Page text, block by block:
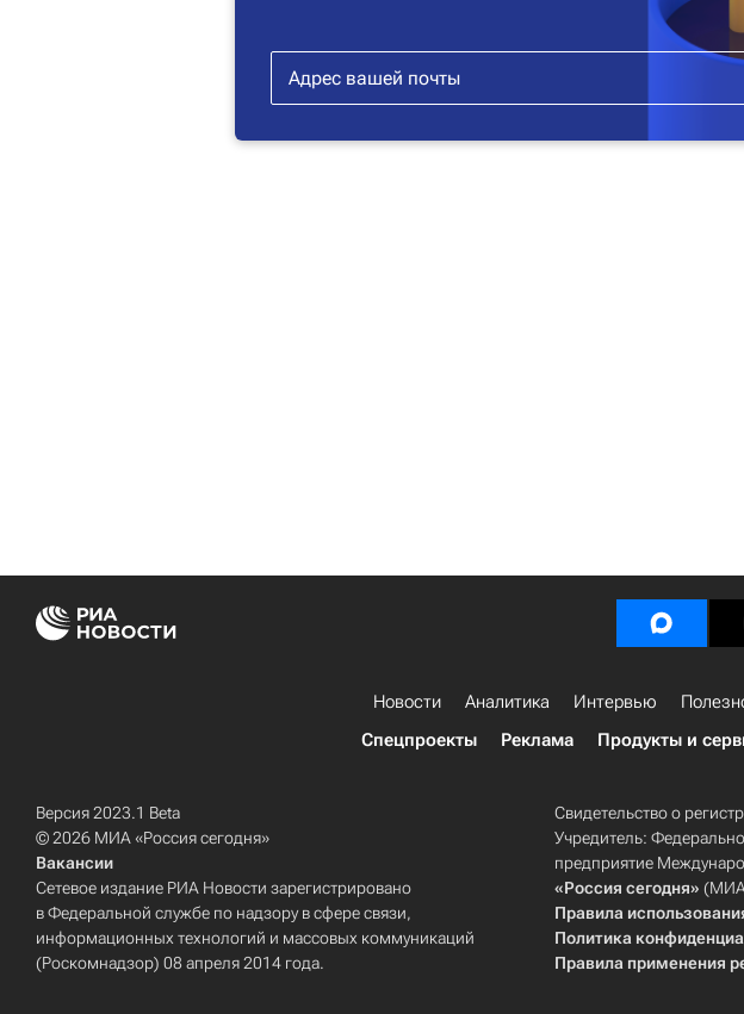
Новости Аналитика Интервью
Спецпроекты
Реклама Продукты и
Версия 2023.1 Beta
© 2026 МИА «Россия сегодня»
Вакансии
Сетевое издание РИА Новости зарегистрировано
в Федеральной службе по надзору в сфере связи,
информационных технологий и массовых коммуникаций
(Роскомнадзор) 08 апреля 2014 года.
Свидетельство о
Учредитель:
предприятие
«Россия сегодня» (МИА
Правила
Политика
Правила применения